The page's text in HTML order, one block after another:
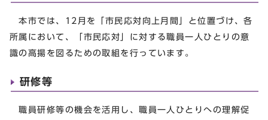
本市では、12月を「市民応対向上月間」と位置づけ、各
所属において、「市民応対」に対する職員一人ひとりの意
識の高揚を図るための取組を行っています。
研修等
職員研修等の機会を活用し、職員一人ひとりへの理解促